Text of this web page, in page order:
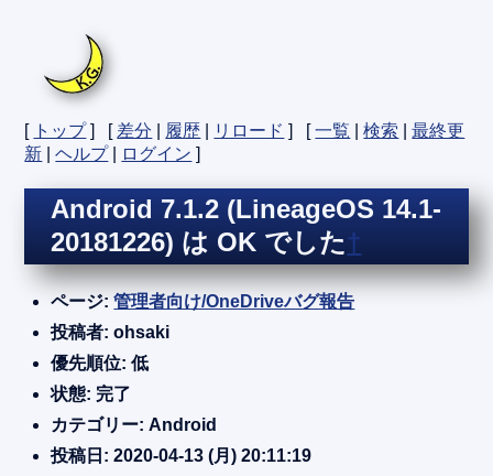
[ トップ] [ 差分 履歴 リロード ] [一覧 |検索 |最終更
新 |ヘルプ| ログイン ]
Android 7.1.2 (LineageOS 14.1-
20181226) は OK でした†
ページ:管理者向け/OneDriveバグ報告
投稿者: ohsaki
優先順位: 低
状態: 完了
カテゴリー: Android
投稿日: 2020-04-13 (月) 20:11:19